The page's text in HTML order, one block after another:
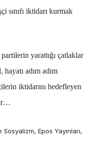
sınıfı iktidarı kurmak
yarattığı çatlaklar
adım adım
iktidarını hedefleyen
Epos Yayınları,